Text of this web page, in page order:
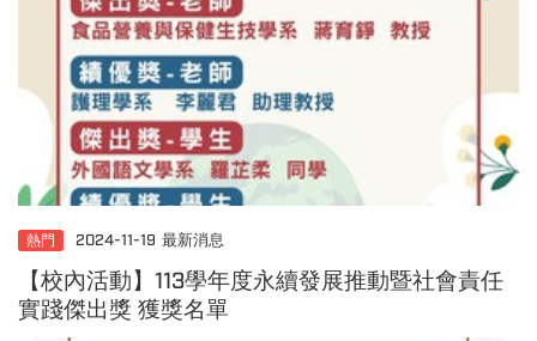
熱門 2024-11-19 最新消息
【校內活動】113學年度永續發展推動暨社會責任
實踐傑出獎 獲獎名單